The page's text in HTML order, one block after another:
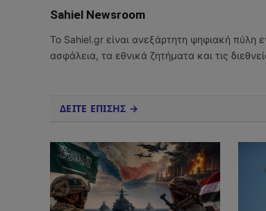
Sahiel Newsroom
Το Sahiel.gr είναι ανεξάρτητη ψηφιακή πύλη
ασφάλεια, τα εθνικά ζητήματα και τις
ΔΕΙΤΕ ΕΠΙΣΗΣ →